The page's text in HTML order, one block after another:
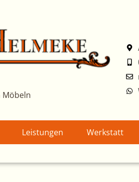
Möbeln
Leistungen Werkstatt